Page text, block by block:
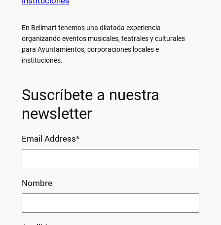
En Bellmart tenemos una dilatada experiencia
organizando eventos musicales, teatrales y culturales
para Ayuntamientos, corporaciones locales e
instituciones.
Suscríbete a nuestra
newsletter
Email Address*
Nombre